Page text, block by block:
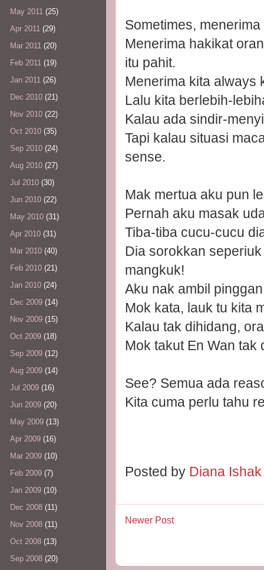
Sometimes,
Menerima hakikat
itu pahit.
Menerima kita
Lalu kita berlebih-
Kalau ada sindir-
Tapi kalau situasi
sense.
Mak mertua aku pun
Pernah aku masak
Tiba-tiba cucu-cucu
Dia sorokkan
mangkuk!
Aku nak ambil
Mok kata, lauk tu kita
Kalau tak dihidang,
Mok takut En Wan tak
See? Semua ada
Kita cuma perlu tahu
Posted by Diana
Newer Post
May 2011 (25)
Apr 2011 (29)
Mar 2011 (20)
Feb 2011 (19)
Jan 2011 (26)
Dec 2010 (21)
Nov 2010 (22)
Oct 2010 (35)
Sep 2010 (24)
Aug 2010 (27)
Jul 2010 (30)
Jun 2010 (22)
May 2010 (31)
Apr 2010 (31)
Mar 2010 (40)
Feb 2010 (21)
Jan 2010 (24)
Dec 2009 (14)
Nov 2009 (15)
Oct 2009 (18)
Sep 2009 (12)
Aug 2009 (14)
Jul 2009 (16)
Jun 2009 (20)
May 2009 (13)
Apr 2009 (16)
Mar 2009 (10)
Feb 2009 (7)
Jan 2009 (10)
Dec 2008 (11)
Nov 2008 (11)
Oct 2008 (13)
Sep 2008 (20)